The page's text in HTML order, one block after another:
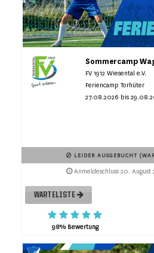
Sommercamp
FV 1912 Wiesental e.V.
Feriencamp Torhüter
27.08.2026 bis
LEIDER AUSGEBUCHT
Anmeldeschluss 20.
WARTELISTE
98% Bewertung